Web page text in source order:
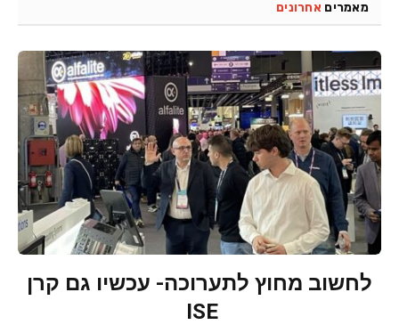
מאמרים אחרונים
לחשוב מחוץ לתערוכה- עכשיו גם קרן
ISE